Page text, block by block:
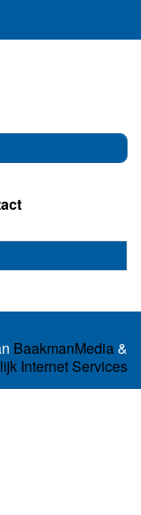
BaakmanMedia&
Internet Services